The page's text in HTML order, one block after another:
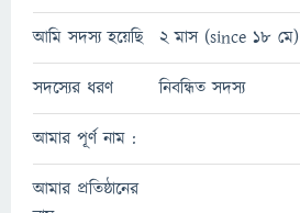
আমি সদস্য হয়েছি 2 মাস (since 18 মে)
সদস্যের ধরণ নিবন্ধিত সদস্য
আমার পূর্ণ নাম :
আমার প্রতিষ্ঠানের